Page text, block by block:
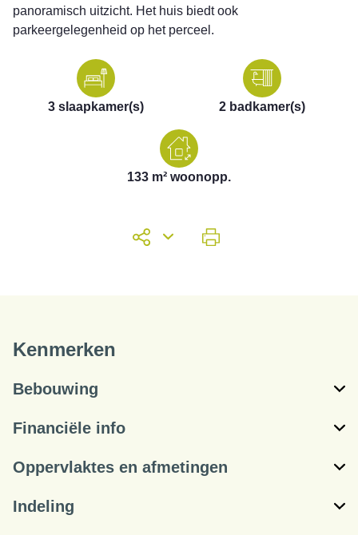
panoramisch uitzicht. Het huis biedt ook
parkeergelegenheid op het perceel.
3 slaapkamer(s) 2 badkamer(s)
133 m² woonopp.
Kenmerken
Bebouwing
Financiële info
Oppervlaktes en afmetingen
Indeling